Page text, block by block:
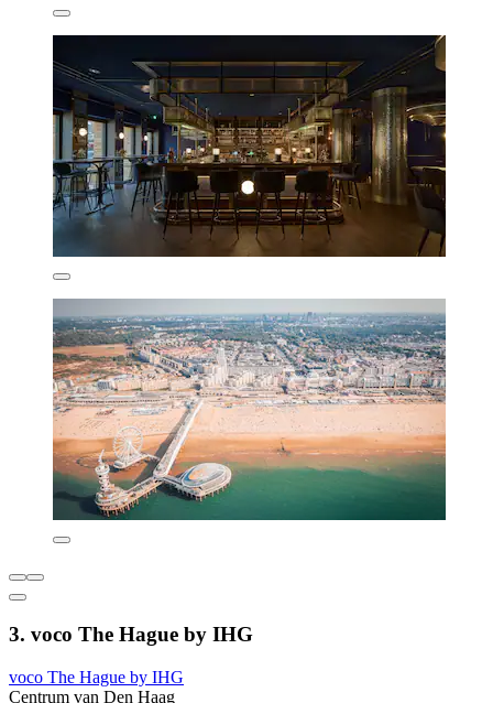
3. voco The Hague by IHG
voco The Hague by IHG
Centrum van Den Haag